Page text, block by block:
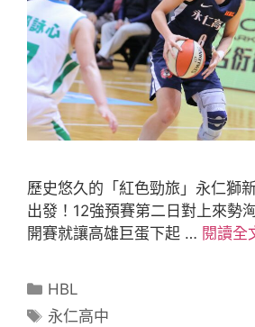
歷史悠久的「紅色勁旅」永仁獅
出發！12強預賽第二日對上來勢
開賽就讓高雄巨蛋下起 … 閱讀全
HBL
永仁高中